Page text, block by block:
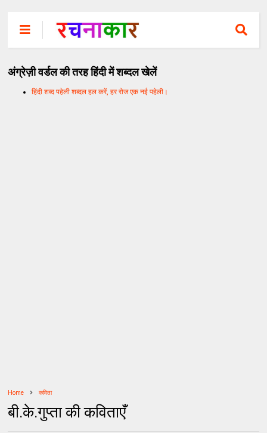
अंग्रेज़ी वर्डल की तरह हिंदी में शब्दल खेलें
हिंदी शब्द पहेली शब्दल हल करें, हर रोज एक नई पहेली।
Home कविता
बी.के.गुप्ता की कविताएँ